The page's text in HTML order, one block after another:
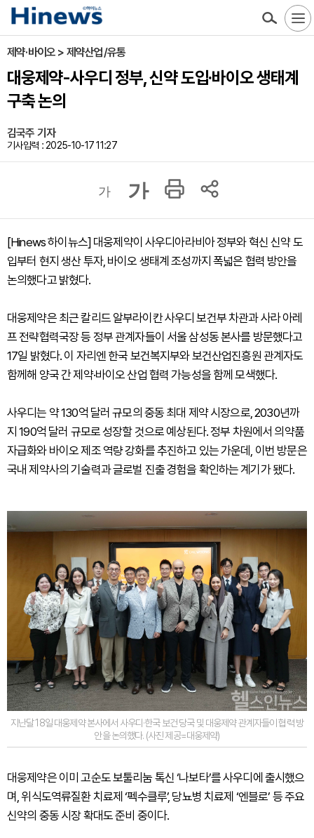
제약·바이오 > 제약산업/유통
대웅제약-사우디 정부, 신약 도입·바이오 생태계
구축 논의
김국주 기자
기사입력 : 2025-10-17 11:27
가 가
[Hinews 하이뉴스] 대웅제약이 사우디아라비아 정부와 혁신 신약 도
입부터 현지 생산 투자, 바이오 생태계 조성까지 폭넓은 협력 방안을
논의했다고 밝혔다.
대웅제약은 최근 칼리드 알부라이칸 사우디 보건부 차관과 사라 아레
프 전략협력국장 등 정부 관계자들이 서울 삼성동 본사를 방문했다고
17일 밝혔다. 이 자리엔 한국 보건복지부와 보건산업진흥원 관계자도
함께해 양국 간 제약·바이오 산업 협력 가능성을 함께 모색했다.
사우디는 약 130억 달러 규모의 중동 최대 제약 시장으로, 2030년까
지 190억 달러 규모로 성장할 것으로 예상된다. 정부 차원에서 의약품
자급화와 바이오 제조 역량 강화를 추진하고 있는 가운데, 이번 방문은
국내 제약사의 기술력과 글로벌 진출 경험을 확인하는 계기가 됐다.
지난달 18일 대웅제약 본사에서 사우디·한국 보건 당국 및 대웅제약 관계자들이 협력 방
안을 논의했다. (사진 제공=대웅제약)
대웅제약은 이미 고순도 보툴리눔 톡신 ‘나보타’를 사우디에 출시했으
며, 위식도역류질환 치료제 ‘펙수클루’, 당뇨병 치료제 ‘엔블로’ 등 주요
신약의 중동 시장 확대도 준비 중이다.